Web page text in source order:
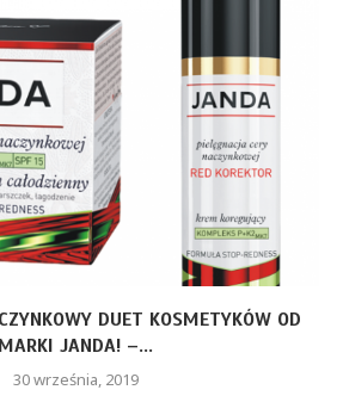
DUET KOSMETYKÓW OD
MARKI JANDA! –...
30 września, 2019